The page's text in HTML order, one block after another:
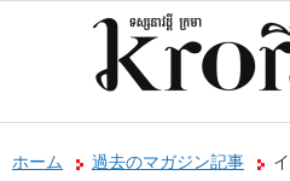
ホーム 過去のマガジン記事